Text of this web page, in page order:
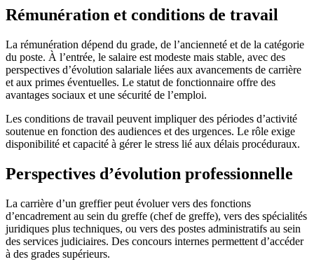
Rémunération et conditions de travail
La rémunération dépend du grade, de l’ancienneté et de la catégorie
du poste. À l’entrée, le salaire est modeste mais stable, avec des
perspectives d’évolution salariale liées aux avancements de carrière
et aux primes éventuelles. Le statut de fonctionnaire offre des
avantages sociaux et une sécurité de l’emploi.
Les conditions de travail peuvent impliquer des périodes d’activité
soutenue en fonction des audiences et des urgences. Le rôle exige
disponibilité et capacité à gérer le stress lié aux délais procéduraux.
Perspectives d’évolution professionnelle
La carrière d’un greffier peut évoluer vers des fonctions
d’encadrement au sein du greffe (chef de greffe), vers des spécialités
juridiques plus techniques, ou vers des postes administratifs au sein
des services judiciaires. Des concours internes permettent d’accéder
à des grades supérieurs.